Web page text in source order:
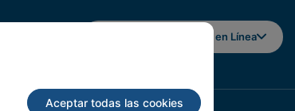
Iniciar sesión en Banca en Línea
Aceptar todas las cookies